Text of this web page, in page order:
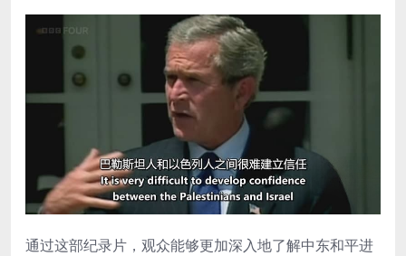
通过这部纪录片，观众能够更加深入地了解中东和平进